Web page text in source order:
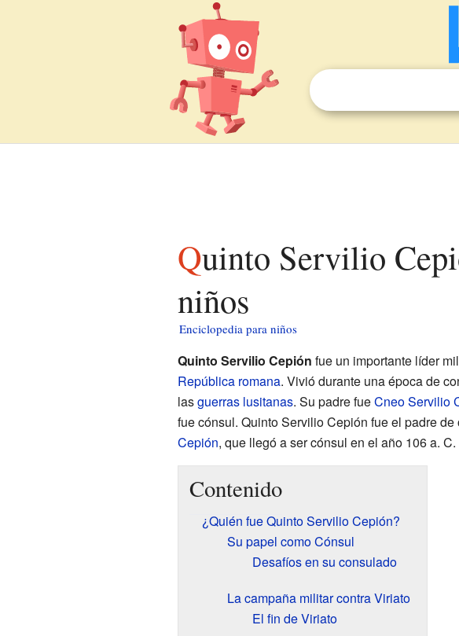
Quinto Servilio Cepión (cónsul 140 a. C.) para
niños
Enciclopedia para niños
Quinto Servilio Cepión fue un importante líder
República romana. Vivió durante una época de
lasguerras lusitanas. Su padre fueCneo Servilio
fue cónsul. Quinto Servilio Cepión fue el padre de
Cepión, que llegó a ser cónsul en el año 106 a. C.
Contenido
¿Quién fue Quinto Servilio Cepión?
Su papel como Cónsul
Desafíos en su consulado
La campaña militar contra Viriato
El fin de Viriato